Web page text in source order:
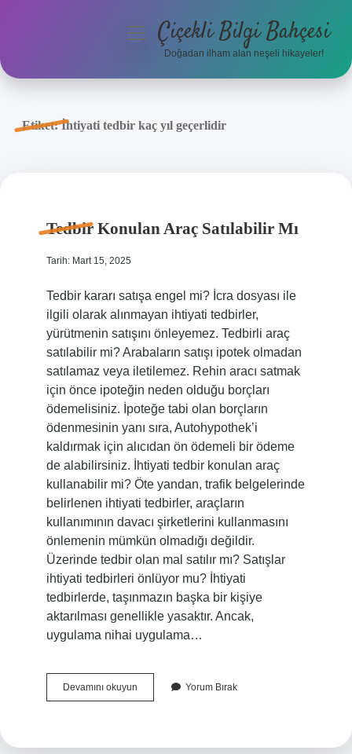
Anasayfa
menüyüÇiçekli Bilgi Bahçesi
Doğadan ilham alan neşeli hikayeler!
Etiket:İhtiyati tedbir kaç yıl geçerlidir
Tedbir Konulan Araç Satılabilir Mı
Tarih: Mart 15, 2025
Tedbir kararı satışa engel mi? İcra dosyası ile
ilgili olarak alınmayan ihtiyati tedbirler,
yürütmenin satışını önleyemez. Tedbirli araç
satılabilir mi? Arabaların satışı ipotek olmadan
satılamaz veya iletilemez. Rehin aracı satmak
için önce ipoteğin neden olduğu borçları
ödemelisiniz. İpoteğe tabi olan borçların
ödenmesinin yanı sıra, Autohypothek’i
kaldırmak için alıcıdan ön ödemeli bir ödeme
de alabilirsiniz. İhtiyati tedbir konulan araç
kullanabilir mi? Öte yandan, trafik belgelerinde
belirlenen ihtiyati tedbirler, araçların
kullanımının davacı şirketlerini kullanmasını
önlemenin mümkün olmadığı değildir.
Üzerinde tedbir olan mal satılır mı? Satışlar
ihtiyati tedbirleri önlüyor mu? İhtiyati
tedbirlerde, taşınmazın başka bir kişiye
aktarılması genellikle yasaktır. Ancak,
uygulama nihai uygulama…
Devamını okuyunTedbir
Konulan
Yorum Bırak